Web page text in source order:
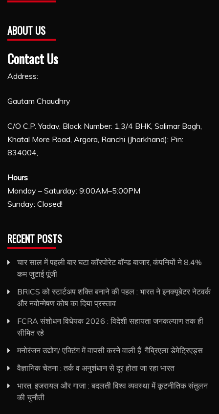
ABOUT US
Contact Us
Address:
Gautam Chaudhry
C/O C.P. Yadav, Block Number: 1,3/4 BHK, Salimar Bagh,
Khatal More Road, Argora, Ranchi (Jharkhand): Pin:
834004,
Hours
Monday – Saturday: 9:00AM–5:00PM
Sunday: Closed!
RECENT POSTS
चार साल में पहली बार घटा कॉरपोरेट बॉन्ड बाजार, कंपनियों ने 8.4%
कम जुटाई पूंजी
BRICS को स्टार्टअप शक्ति बनाने की पहल : भारत ने इनक्यूबेटर नेटवर्क
और नवोन्मेषण कोष का दिया प्रस्ताव
FCRA संशोधन विधेयक 2026 : विदेशी सहायता जनकल्याण तक ही
सीमित रहे
मनोरंजन उद्योग/ एक्टिंग में वापसी करने वाली हैं, गैब्रिएला डेमेट्रिएड्स
वैज्ञानिक चेतना : तर्क व अनुशंधान से दूर होता जा रहा भारत
भारत, इजरायल और गाजा : बदलती विश्व व्यवस्था में कूटनीतिक संतुलन
की चुनौती